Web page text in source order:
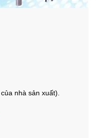
nhà sản xuất).